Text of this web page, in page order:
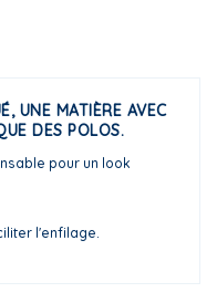
UNE MATIÈRE AVEC
DES POLOS.
pour un look
l'enfilage.